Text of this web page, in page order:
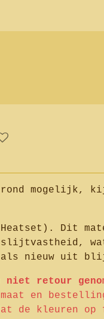
rond mogelijk,
Heatset). Dit
slijtvastheid,
als nieuw uit
niet retour
en
de kleuren op